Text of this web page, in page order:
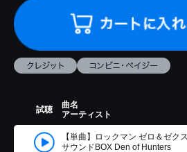
試聴
曲名
アーティスト
【単曲】ロックマン ゼロ＆ゼクス
サウンドBOX Den of Hunters